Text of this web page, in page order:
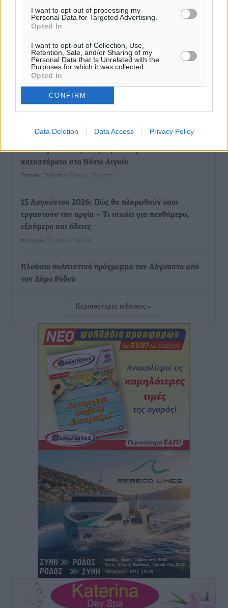
I want to opt-out of processing my
Personal Data for Targeted Advertising.
Opted In
I want to opt-out of Collection, Use,
Retention, Sale, and/or Sharing of my
Personal Data that Is Unrelated with the
Purposes for which it was collected.
Opted In
CONFIRM
Data Deletion Data Access Privacy Policy
Γ. Χατζημάρκος: “Δύο μεγάλες δεσμεύσεις
και συνεργασία Ρόδου με το Αττικόν για το
Ακτινοθεραπευτικό
Τοπικές Ειδήσεις• πριν 15 λεπτά
Σούπερ μάρκετ: Διευρύνεται η εθνική πρωτοβουλία
για τις τιμές – Eρχονται νέες συμμετοχές εταιρειών
Συνελήφθησαν έξι άτομα για ηχορύπανση από
καταστήματα στο Νότιο Αιγαίο
Τοπικές Ειδήσεις πριν 27 λεπτά
15 Αυγούστου 2026: Πώς θα πληρωθούν όσοι
εργαστούν την αργία – Τι ισχύει για πενθήμερο,
εξαήμερο και άδειες
Ειδήσεις πριν 27 λεπτά
Πλούσιο πολιτιστικό πρόγραμμα τον Αύγουστο από
τον Δήμο Ρόδου
παραχώρηση οριστικών τίτλων κυριότητας για 224
εργατικές κατοικίες στη Ρόδο
Τοπικές Ειδήσεις• πριν 47 λεπτά
ΣΕΓΑΣ: Πιστώθηκαν τα έξοδα μετακίνησης του
Πανελληνίου Πρωταθλήματος Κ20 στα σωματεία
πριν 51 λεπτά
Ευρωπαϊκό Πρωτάθλημα Στίβου: Πότε αγωνίζονται η
Μαγκούλια, η Σπανουδάκη και ο Κριτούλης
Εθνική Παίδων: Ο Χριστοδούλου και η καλύτερη
φουρνιά των τελευταίων ετών
πριν 54 λεπτά
Διαγόρας: Ανανέωσε ο Μιχάλης Χατζηγεωργίου
πριν 56 λεπτά
ΔΕΑΣ Δάφνη Ρόδου: Η Ευαγγελία Τετράδη στο
τεχνικό επιτελείο
Περισσότερες ειδήσεις